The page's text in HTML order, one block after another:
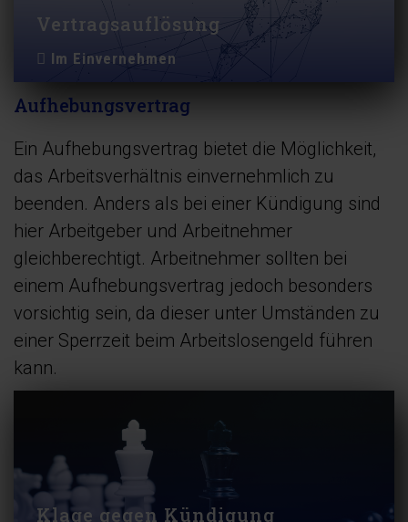
Vertragsauflösung
Im Einvernehmen
Aufhebungsvertrag
Ein Aufhebungsvertrag bietet die Möglichkeit,
das Arbeitsverhältnis einvernehmlich zu
beenden. Anders als bei einer Kündigung sind
hier Arbeitgeber und Arbeitnehmer
gleichberechtigt. Arbeitnehmer sollten bei
einem Aufhebungsvertrag jedoch besonders
vorsichtig sein, da dieser unter Umständen zu
einer Sperrzeit beim Arbeitslosengeld führen
kann.
Klage gegen Kündigung